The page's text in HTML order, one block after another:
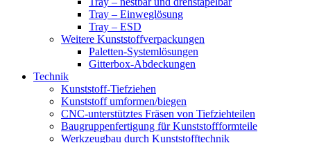
Tray – Einweglösung
Tray – ESD
Weitere Kunststoffverpackungen
Paletten-Systemlösungen
Gitterbox-Abdeckungen
Technik
Kunststoff-Tiefziehen
Kunststoff umformen/biegen
CNC-unterstütztes Fräsen von Tiefziehteilen
Baugruppenfertigung für Kunststoffformteile
Werkzeugbau durch Kunststofftechnik